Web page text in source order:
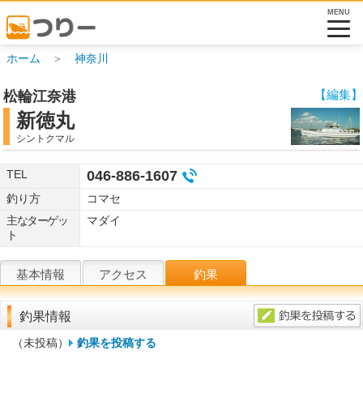
MENU
ホーム ＞ 神奈川
【編集】
松輪江奈港
新徳丸
シントクマル
TEL 046-886-1607
釣り方
コマセ
主なターゲッ
ト
マダイ
基本情報 アクセス 釣果
釣果情報
（未投稿） 釣果を投稿する